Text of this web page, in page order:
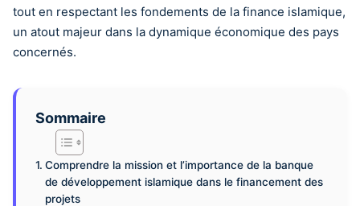
tout en respectant les fondements de la finance islamique,
un atout majeur dans la dynamique économique des pays
concernés.
Sommaire
Comprendre la mission et l’importance de la banque
de développement islamique dans le financement des
projets